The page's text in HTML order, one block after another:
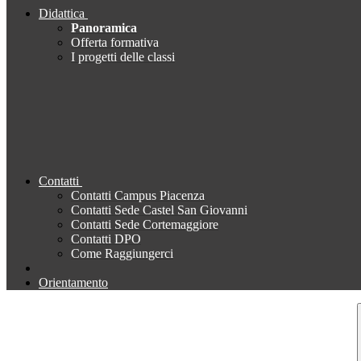
Didattica
Panoramica
Offerta formativa
I progetti delle classi
Contatti
Contatti Campus Piacenza
Contatti Sede Castel San Giovanni
Contatti Sede Cortemaggiore
Contatti DPO
Come Raggiungerci
Orientamento